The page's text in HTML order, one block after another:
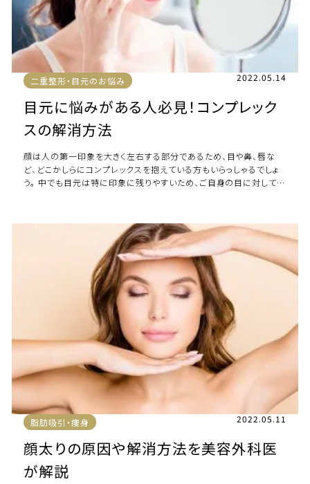
二重整形・目元のお悩み 2022.05.14
目元に悩みがある人必見！コンプレック
スの解消方法
顔は人の第一印象を大きく左右する部分であるため、目や鼻、唇な
ど、どこかしらにコンプレックスを抱えている方もいらっしゃるでしょ
う。 中でも目元は特に印象に残りやすいため、ご自身の目に対して
脂肪吸引・痩身 2022.05.11
顔太りの原因や解消方法を美容外科医
が解説